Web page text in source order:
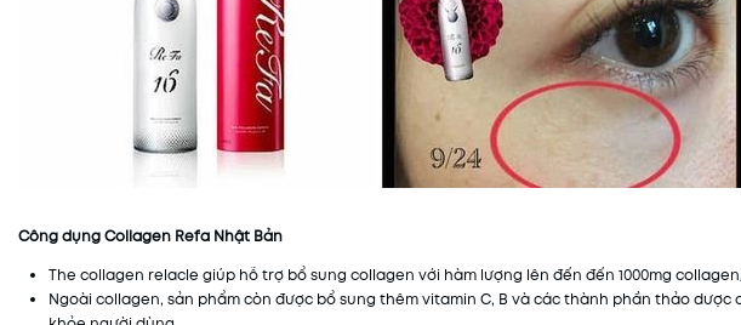
Công dụng Collagen Refa Nhật Bản
The collagen relacle giúp hỗ trợ bổ sung collagen với hàm lượng lên đến đến 1000mg
Ngoài collagen, sản phẩm còn được bổ sung thêm vitamin C, B và các thành phần thảo